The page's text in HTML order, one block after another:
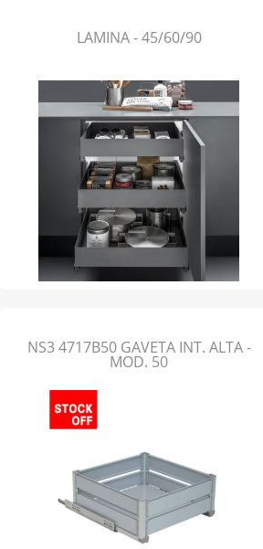
LAMINA - 45/60/90
NS3 4717B50 GAVETA INT. ALTA -
MOD. 50